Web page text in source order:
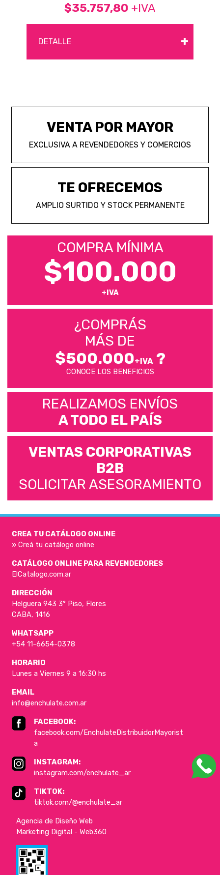
$35.757,80 +IVA
DETALLE +
VENTA POR MAYOR
EXCLUSIVA A REVENDEDORES Y COMERCIOS
TE OFRECEMOS
AMPLIO SURTIDO Y STOCK PERMANENTE
COMPRA MÍNIMA
$100.000
+IVA
¿COMPRÁS
MÁS DE
$500.000+IVA?
CONOCE LOS BENEFICIOS
REALIZAMOS ENVÍOS
A TODO EL PAÍS
VENTAS CORPORATIVAS
B2B
SOLICITAR ASESORAMIENTO
CREA TU CATÁLOGO ONLINE
» Creá tu catálogo online
CATÁLOGO ONLINE PARA REVENDEDORES
ElCatalogo.com.ar
DIRECCIÓN
Helguera 943 3° Piso, Flores
CABA, 1416
WHATSAPP
+54 11-6654-0378
HORARIO
Lunes a Viernes 9 a 16:30 hs
EMAIL
info@enchulate.com.ar
FACEBOOK:
facebook.com/EnchulateDistribuidorMayorist
a
INSTAGRAM:
instagram.com/enchulate_ar
TIKTOK:
tiktok.com/@enchulate_ar
Agencia de Diseño Web
Marketing Digital - Web360